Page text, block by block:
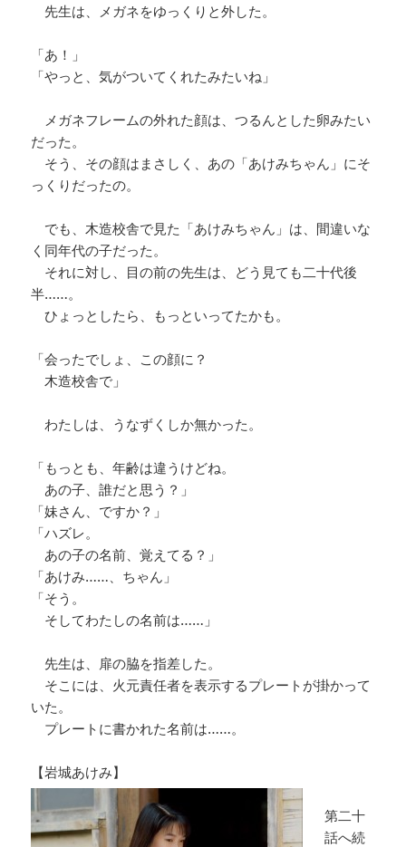
先生は、メガネをゆっくりと外した。
「あ！」
「やっと、気がついてくれたみたいね」
メガネフレームの外れた顔は、つるんとした卵みたい
だった。
そう、その顔はまさしく、あの「あけみちゃん」にそ
っくりだったの。
でも、木造校舎で見た「あけみちゃん」は、間違いな
く同年代の子だった。
それに対し、目の前の先生は、どう見ても二十代後
半……。
ひょっとしたら、もっといってたかも。
「会ったでしょ、この顔に？
木造校舎で」
わたしは、うなずくしか無かった。
「もっとも、年齢は違うけどね。
あの子、誰だと思う？」
「妹さん、ですか？」
「ハズレ。
あの子の名前、覚えてる？」
「あけみ……、ちゃん」
「そう。
そしてわたしの名前は……」
先生は、扉の脇を指差した。
そこには、火元責任者を表示するプレートが掛かって
いた。
プレートに書かれた名前は……。
【岩城あけみ】
第二十
話へ続